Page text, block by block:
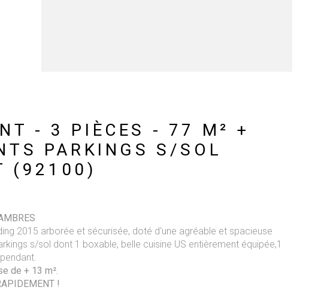
- 3 PIÈCES - 77 M² +
PARKINGS S/SOL
(92100)
2015 arborée et sécurisée, doté d'une agréable et spacieuse
s/sol dont 1 boxable, belle cuisine US entièrement équipée,1
de + 13 m².
!